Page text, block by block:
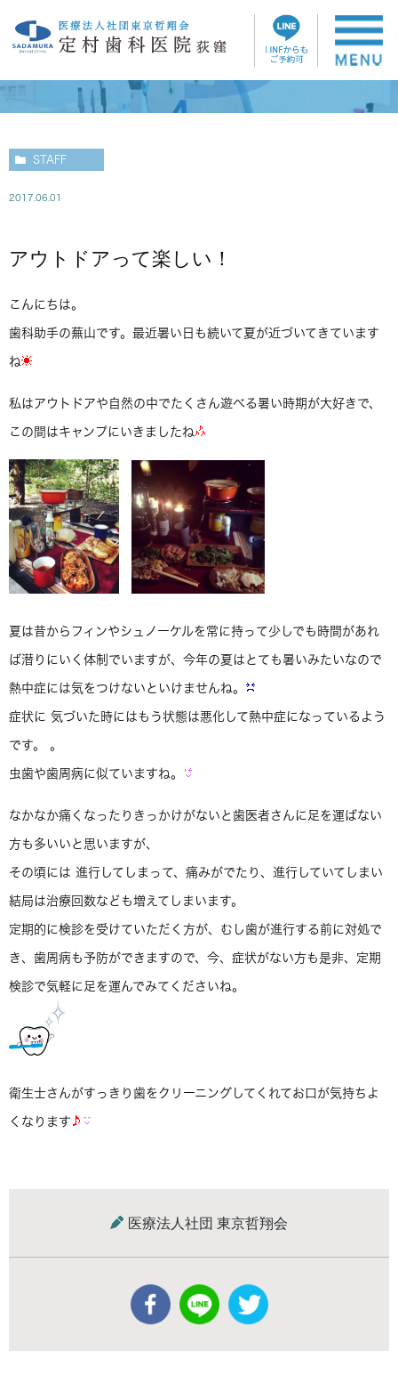
スタッフブログ
STAFF
2017.06.01
アウトドアって楽しい！
こんにちは。
歯科助手の蕪山です。最近暑い日も続いて夏が近づいてきています
ね
私はアウトドアや自然の中でたくさん遊べる暑い時期が大好きで、
この間はキャンプにいきましたね
夏は昔からフィンやシュノーケルを常に持って少しでも時間があれ
ば潜りにいく体制でいますが、今年の夏はとても暑いみたいなので
熱中症には気をつけないといけませんね。
症状に 気づいた時にはもう状態は悪化して熱中症になっているよう
です。 。
虫歯や歯周病に似ていますね。
なかなか痛くなったりきっかけがないと歯医者さんに足を運ばない
方も多いいと思いますが、
その頃には 進行してしまって、痛みがでたり、進行していてしまい
結局は治療回数なども増えてしまいます。
定期的に検診を受けていただく方が、むし歯が進行する前に対処で
き、歯周病も予防ができますので、今、症状がない方も是非、定期
検診で気軽に足を運んでみてくださいね。
衛生士さんがすっきり歯をクリーニングしてくれてお口が気持ちよ
くなります
医療法人社団 東京哲翔会